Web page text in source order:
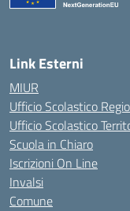
Link Esterni
MIUR
Ufficio Scolastico
Ufficio Scolastico
Scuola in Chiaro
Iscrizioni On Line
Invalsi
Comune